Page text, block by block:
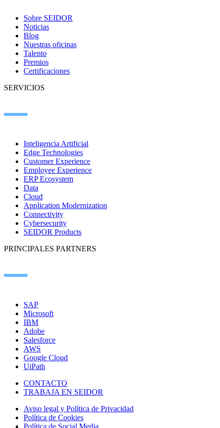
Sobre SEIDOR
Noticias
Blog
Nuestras oficinas
Talento
Premios
Certificaciones
SERVICIOS
Inteligencia Artificial
Edge Technologies
Customer Experience
Employee Experience
ERP Ecosystem
Data
Cloud
Application Modernization
Connectivity
Cybersecurity
SEIDOR Products
PRINCIPALES PARTNERS
SAP
Microsoft
IBM
Adobe
Salesforce
AWS
Google Cloud
UiPath
CONTACTO
TRABAJA EN SEIDOR
Aviso legal y Política de Privacidad
Política de Cookies
Política de Social Media